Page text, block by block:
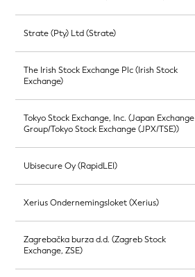
Strate (Pty) Ltd (Strate)
The Irish Stock Exchange Plc (Irish Stock
Exchange)
Tokyo Stock Exchange, Inc. (Japan Exchange
Group/Tokyo Stock Exchange (JPX/TSE))
Ubisecure Oy (RapidLEI)
Xerius Ondernemingsloket (Xerius)
Zagrebačka burza d.d. (Zagreb Stock
Exchange, ZSE)